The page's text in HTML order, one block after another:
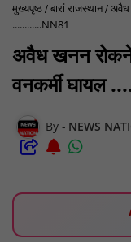
मुख्यपृष्ठ बारां राजस्थान अवैध
............NN81
अवैध खनन रोकने
वनकर्मी घायल
NEWS